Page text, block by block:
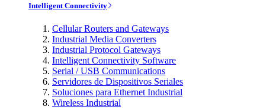
Intelligent Connectivity
Cellular Routers and Gateways
Industrial Media Converters
Industrial Protocol Gateways
Intelligent Connectivity Software
Serial / USB Communications
Servidores de Dispositivos Seriales
Soluciones para Ethernet Industrial
Wireless Industrial